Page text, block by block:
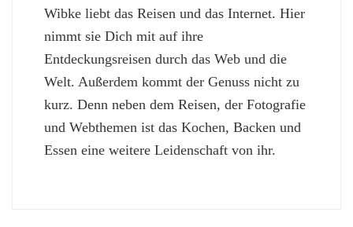
Wibke liebt das Reisen und das Internet. Hier
nimmt sie Dich mit auf ihre
Entdeckungsreisen durch das Web und die
Welt. Außerdem kommt der Genuss nicht zu
kurz. Denn neben dem Reisen, der Fotografie
und Webthemen ist das Kochen, Backen und
Essen eine weitere Leidenschaft von ihr.